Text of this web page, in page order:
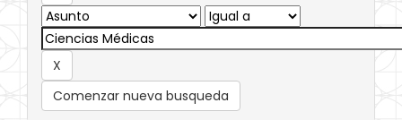
Comenzar nueva busqueda